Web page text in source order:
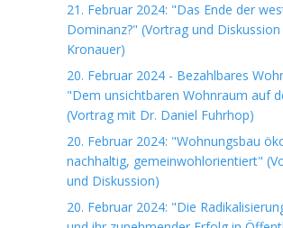
21. Februar 2024: "Das Ende der
Dominanz?" (Vortrag und
Kronauer)
20. Februar 2024 - Bezahlbares
"Dem unsichtbaren Wohnraum auf
(Vortrag mit Dr. Daniel Fuhrhop)
20. Februar 2024: "Wohnungsbau
nachhaltig, gemeinwohlorientiert"
und Diskussion)
20. Februar 2024: "Die